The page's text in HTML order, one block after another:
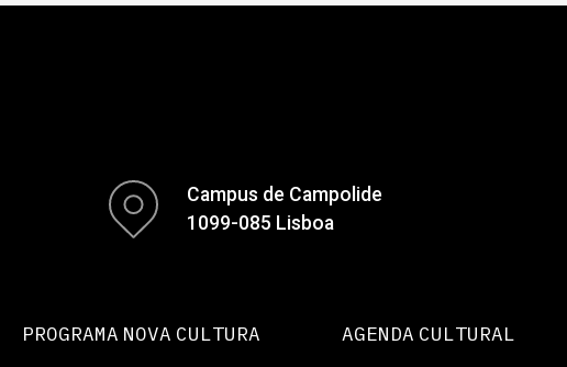
Campus de Campolide
1099-085 Lisboa
PROGRAMA NOVA CULTURA AGENDA CULTURAL